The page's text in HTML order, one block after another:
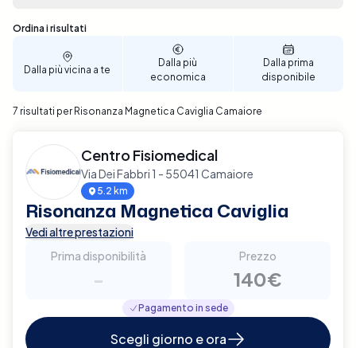
meglio si adattano alle tue esigenze. Assicura il
miglior supporto possibile per la salute della tua
caviglia, prenota ora la tua Risonanza Magnetica a
Camaiore con Elty.
Sono stati trovati 7 risultati
Ordina i risultati
Dalla più vicina a te
Dalla più
economica
Dalla prima
disponibile
7 risultati per Risonanza Magnetica Caviglia Camaiore
Centro Fisiomedical
Via Dei Fabbri 1 - 55041 Camaiore
5.2 km
Risonanza Magnetica Caviglia
Vedi altre prestazioni
Prima disponibilità
-
Prezzo
140€
Pagamento in sede
Scegli giorno e ora